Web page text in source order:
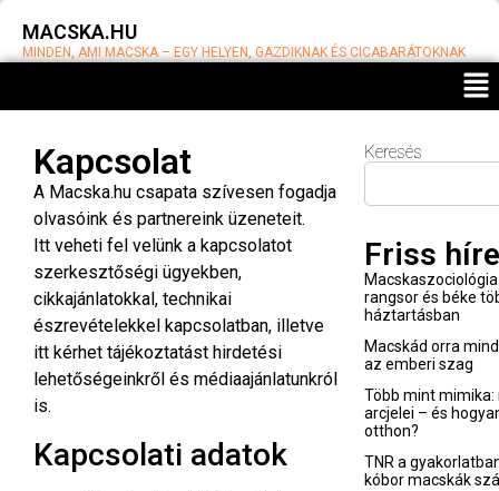
MACSKA.HU
MINDEN, AMI MACSKA – EGY HELYEN, GAZDIKNAK ÉS CICABARÁTOKNAK
Kapcsolat
A Macska.hu csapata szívesen fogadja
olvasóink és partnereink üzeneteit.
Itt veheti fel velünk a kapcsolatot
szerkesztőségi ügyekben,
cikkajánlatokkal, technikai
észrevételekkel kapcsolatban, illetve
itt kérhet tájékoztatást hirdetési
lehetőségeinkről és médiaajánlatunkról
is.
Kapcsolati adatok
Keresés
Friss
rangsor és béke
háztartásban
Macskád orra
az emberi szag
Több mint mimika:
arcjelei – és
otthon?
TNR a
kóbor macskák